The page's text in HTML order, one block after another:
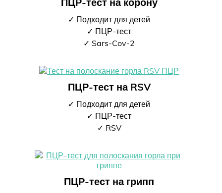
✓ Подходит для детей
✓ ПЦР-тест
✓ Sars-Cov-2
ПЦР-тест на RSV
✓ Подходит для детей
✓ ПЦР-тест
✓ RSV
ПЦР-тест на грипп